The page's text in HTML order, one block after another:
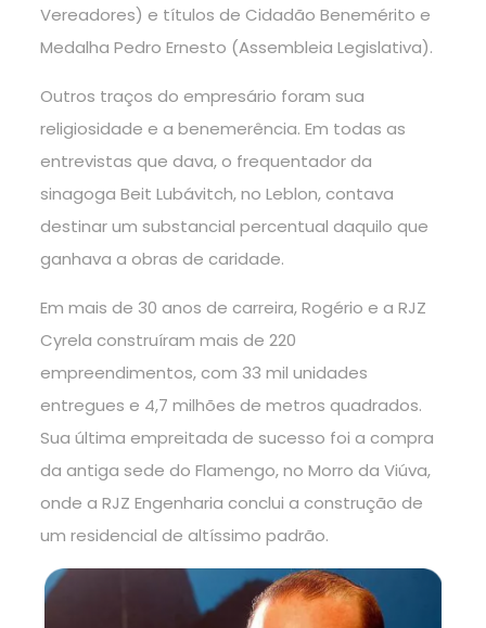
Vereadores) e títulos de Cidadão Benemérito e
Medalha Pedro Ernesto (Assembleia Legislativa).
Outros traços do empresário foram sua
religiosidade e a benemerência. Em todas as
entrevistas que dava, o frequentador da
sinagoga Beit Lubávitch, no Leblon, contava
destinar um substancial percentual daquilo que
ganhava a obras de caridade.
Em mais de 30 anos de carreira, Rogério e a RJZ
Cyrela construíram mais de 220
empreendimentos, com 33 mil unidades
entregues e 4,7 milhões de metros quadrados.
Sua última empreitada de sucesso foi a compra
da antiga sede do Flamengo, no Morro da Viúva,
onde a RJZ Engenharia conclui a construção de
um residencial de altíssimo padrão.